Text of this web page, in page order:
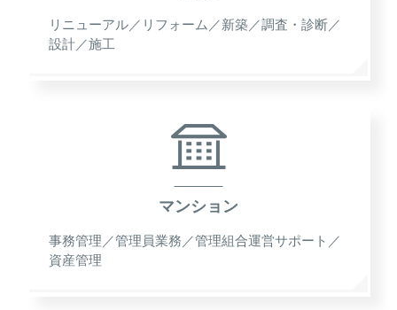
リニューアル／リフォーム／新築／調査・診断／
設計／施工
マンション
事務管理／管理員業務／管理組合運営サポート／
資産管理